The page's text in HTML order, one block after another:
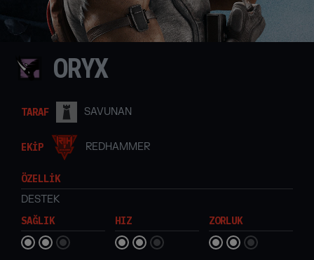
ORYX
TARAF SAVUNAN
EKİP REDHAMMER
ÖZELLİK
DESTEK
SAĞLIK HIZ ZORLUK